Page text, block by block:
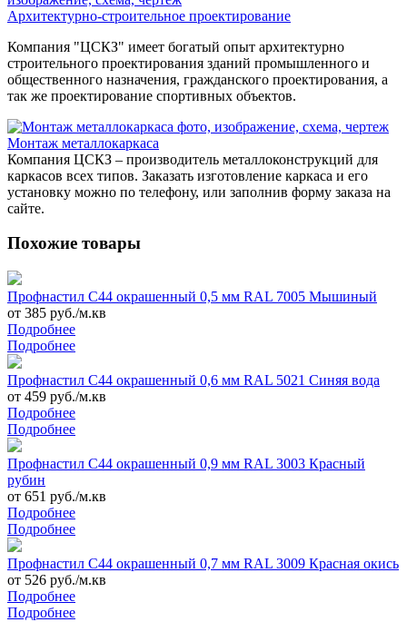
Архитектурно-строительное проектирование
Компания "ЦСКЗ" имеет богатый опыт архитектурно
строительного проектирования зданий промышленного и
общественного назначения, гражданского проектирования, а
так же проектирование спортивных объектов.
Монтаж металлокаркаса
Компания ЦСКЗ – производитель металлоконструкций для
каркасов всех типов. Заказать изготовление каркаса и его
установку можно по телефону, или заполнив форму заказа на
сайте.
Похожие товары
Профнастил С44 окрашенный 0,5 мм RAL 7005 Мышиный
от 385 руб./м.кв
Подробнее
Подробнее
Профнастил С44 окрашенный 0,6 мм RAL 5021 Синяя вода
от 459 руб./м.кв
Подробнее
Подробнее
Профнастил С44 окрашенный 0,9 мм RAL 3003 Красный
рубин
от 651 руб./м.кв
Подробнее
Подробнее
Профнастил С44 окрашенный 0,7 мм RAL 3009 Красная окись
от 526 руб./м.кв
Подробнее
Подробнее